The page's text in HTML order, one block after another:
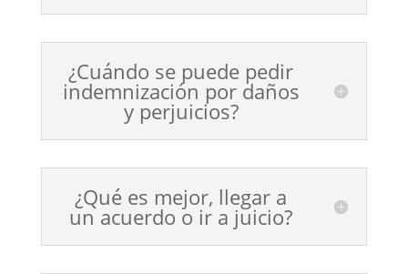
¿Cuándo se puede pedir
indemnización por daños
y perjuicios?
¿Qué es mejor, llegar a
un acuerdo o ir a juicio?